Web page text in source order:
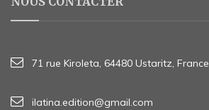
71 rue Kiroleta, 64480 Ustaritz, France
ilatina.edition@gmail.com